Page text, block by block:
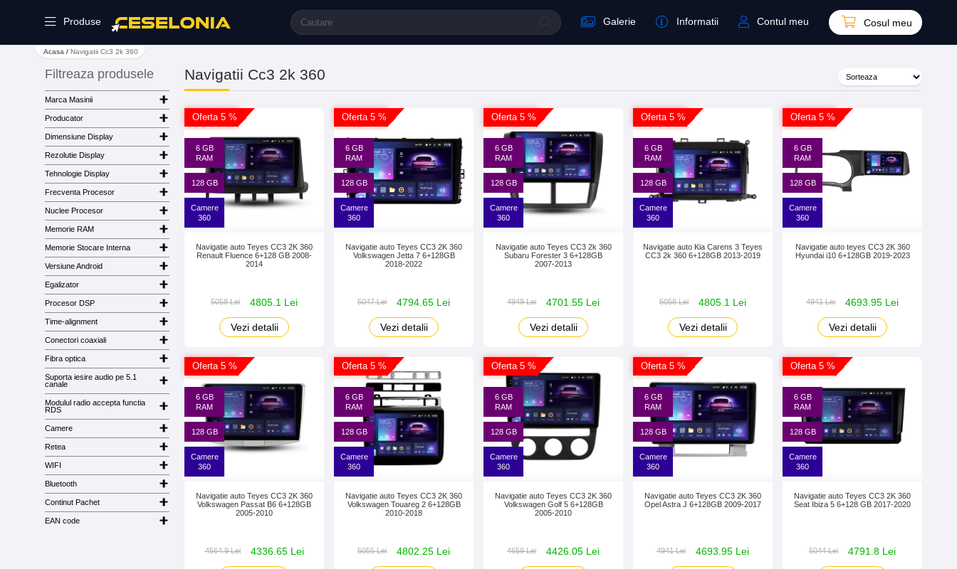
Produse Galerie Informatii Contul meu Cosul meu
Acasa / Navigatii Cc3 2k 360
Filtreaza produsele
Marca Masinii
Producator
Dimensiune Display
Rezolutie Display
Tehnologie Display
Frecventa Procesor
Nuclee Procesor
Memorie RAM
Memorie Stocare Interna
Versiune Android
Egalizator
Procesor DSP
Time-alignment
Conectori coaxiali
Fibra optica
Suporta iesire audio pe 5.1
canale
Modulul radio accepta functia
RDS
Camere
Retea
WIFI
Bluetooth
Continut Pachet
EAN code
Navigatii Cc3 2k 360
Oferta 5 %
6 GB
RAM
128 GB
Camere
360
Navigatie auto Teyes CC3 2K 360
Renault Fluence 6+128 GB 2008-
2014
5058 Lei 4805.1 Lei
Vezi detalii
Oferta 5 %
6 GB
RAM
128 GB
Camere
360
Navigatie auto Teyes CC3 2K 360
Volkswagen Jetta 7 6+128GB
2018-2022
5047 Lei 4794.65 Lei
Vezi detalii
Oferta 5 %
6 GB
RAM
128 GB
Camere
360
Navigatie auto Teyes CC3 2k 360
Subaru Forester 3 6+128GB
2007-2013
4949 Lei 4701.55 Lei
Vezi detalii
Oferta 5 %
6 GB
RAM
128 GB
Camere
360
Navigatie auto Kia Carens 3 Teyes
CC3 2k 360 6+128GB 2013-2019
5058 Lei 4805.1 Lei
Vezi detalii
Oferta 5 %
6 GB
RAM
128 GB
Camere
360
Navigatie auto teyes CC3 2K 360
Hyundai i10 6+128GB 2019-2023
4941 Lei 4693.95 Lei
Vezi detalii
Oferta 5 %
6 GB
RAM
128 GB
Camere
360
Navigatie auto Teyes CC3 2K 360
Volkswagen Passat B6 6+128GB
2005-2010
4564.9 Lei 4336.65 Lei
Oferta 5 %
6 GB
RAM
128 GB
Camere
360
Navigatie auto Teyes CC3 2K 360
Volkswagen Touareg 2 6+128GB
2010-2018
5055 Lei 4802.25 Lei
Oferta 5 %
6 GB
RAM
128 GB
Camere
360
Navigatie auto Teyes CC3 2K 360
Volkswagen Golf 5 6+128GB
2005-2010
4659 Lei 4426.05 Lei
Oferta 5 %
6 GB
RAM
128 GB
Camere
360
Navigatie auto Teyes CC3 2K 360
Opel Astra J 6+128GB 2009-2017
4941 Lei 4693.95 Lei
Oferta 5 %
6 GB
RAM
128 GB
Camere
360
Navigatie auto Teyes CC3 2K 360
Seat Ibiza 5 6+128 GB 2017-2020
5044 Lei 4791.8 Lei